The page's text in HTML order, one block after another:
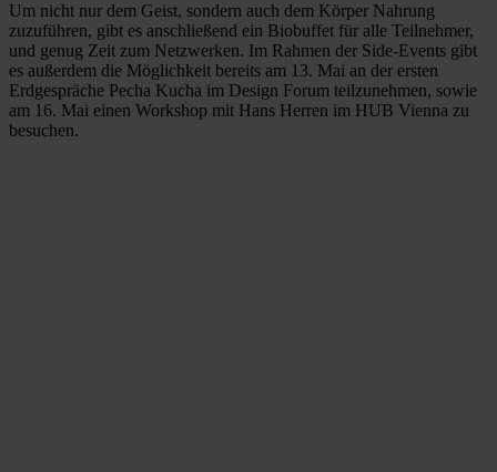
Um nicht nur dem Geist, sondern auch dem Körper Nahrung
zuzuführen, gibt es anschließend ein Biobuffet für alle Teilnehmer,
und genug Zeit zum Netzwerken. Im Rahmen der Side-Events gibt
es außerdem die Möglichkeit bereits am 13. Mai an der ersten
Erdgespräche Pecha Kucha im Design Forum teilzunehmen, sowie
am 16. Mai einen Workshop mit Hans Herren im HUB Vienna zu
besuchen.